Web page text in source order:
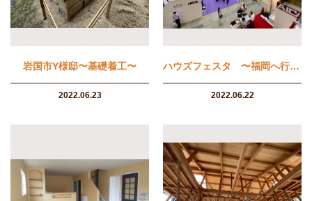
岩国市Y様邸〜基礎着工〜
2022.06.23
ハウズフェスタ 〜福岡へ行ってきました〜
2022.06.22